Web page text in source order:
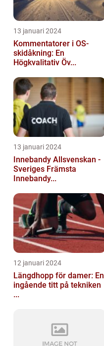
13 januari 2024
Kommentatorer i OS-
skidåkning: En
Högkvalitativ Öv...
13 januari 2024
Innebandy Allsvenskan -
Sveriges Främsta
Innebandy...
12 januari 2024
Längdhopp för damer: En
ingående titt på tekniken
...